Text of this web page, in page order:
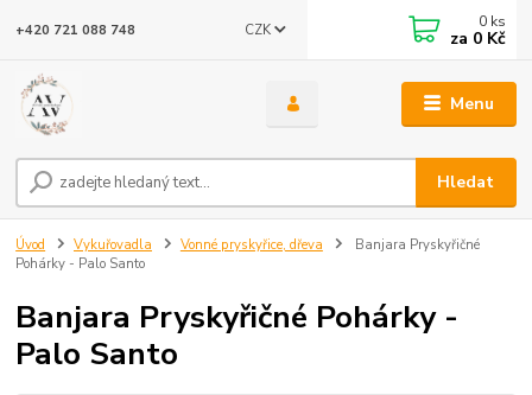
Menu
CZK
Hledat
+420 721 088 748 0 ks
za 0 Kč
Úvod Vykuřovadla Vonné pryskyřice, dřeva
Banjara Pryskyřičné
Pohárky - Palo Santo
Banjara Pryskyřičné Pohárky -
Palo Santo